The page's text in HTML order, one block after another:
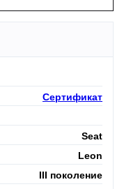
Сертификат
Seat
Leon
III поколение